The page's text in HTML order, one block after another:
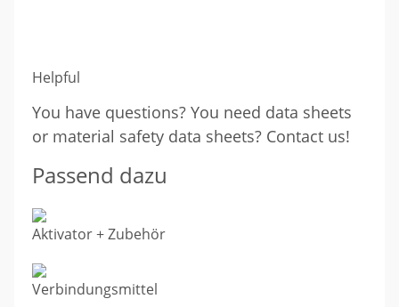
Helpful
You have questions? You need data sheets
or material safety data sheets? Contact us!
Passend dazu
Aktivator + Zubehör
Verbindungsmittel